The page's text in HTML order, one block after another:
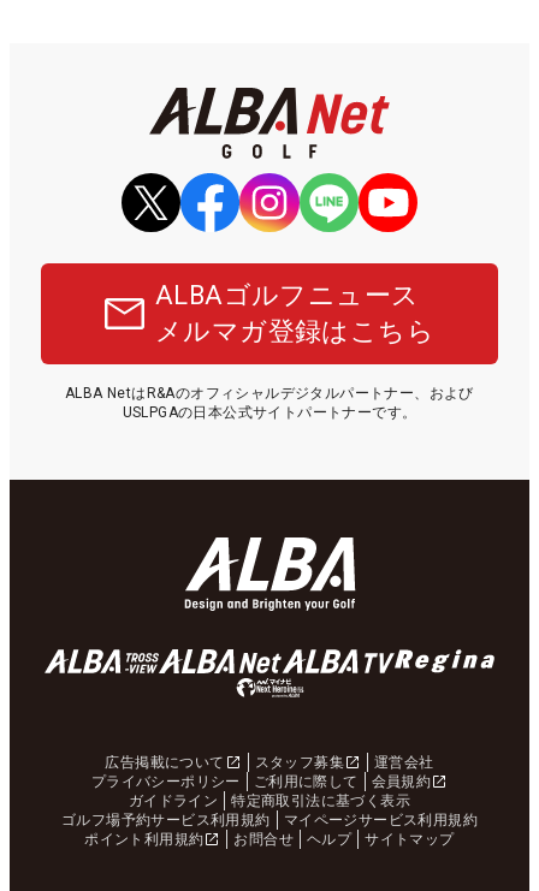
ALBAゴルフニュース
メルマガ登録はこちら
ALBA NetはR&Aのオフィシャルデジタルパートナー、および
USLPGAの日本公式サイトパートナーです。
広告掲載について スタッフ募集
運営会社
プライバシーポリシー
ご利用に際して
会員規約
ガイドライン
特定商取引法に基づく表示
ゴルフ場予約サービス利用規約
マイページサービス利用規約
ポイント利用規約
お問合せ ヘルプ サイトマップ